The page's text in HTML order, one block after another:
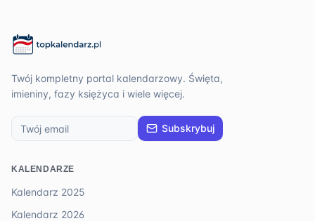
Twój kompletny portal kalendarzowy. Święta,
imieniny, fazy księżyca i wiele więcej.
Subskrybuj
KALENDARZE
Kalendarz 2025
Kalendarz 2026